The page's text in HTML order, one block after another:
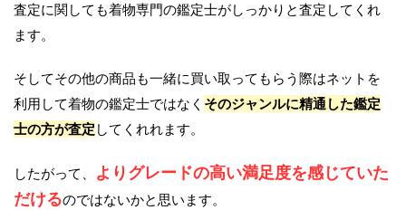
査定に関しても着物専門の鑑定士がしっかりと査定してくれ
ます。
そしてその他の商品も一緒に買い取ってもらう際はネットを
利用して着物の鑑定士ではなく そのジャンルに精通した鑑定
士の方が査定 してくれれます。
したがって、
よりグレードの高い満足度を感じていた
だけるのではないかと思います。